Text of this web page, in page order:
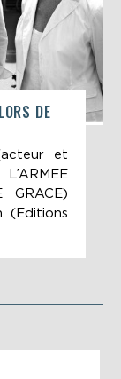
DE
et
(Editions